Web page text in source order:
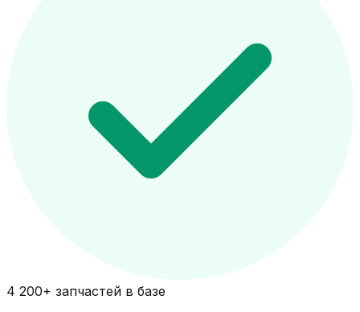
4 200+ запчастей в базе